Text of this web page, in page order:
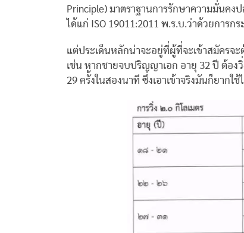
Principle) มาตราฐานการรักษาความมั่นคง
ได้แก่ ISO 19011:2011 พ.ร.บ.ว่าด้วยการ
แต่ประเด็นหลักน่าจะอยู่ที่ผู้ที่จะเข้าสมัครจ
เช่น หากชายจบปริญญาเอก อายุ 32 ปี ต้อง
29 ครั้งในสองนาที ซึ่งเอาเข้าจริงมันก็ยาก